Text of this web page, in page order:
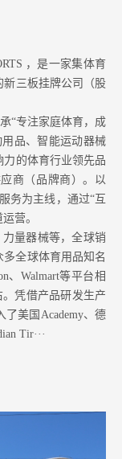
，是一家集体育
新三板挂牌公司（股
“专注家庭体育，成
品、智能运动器械
的体育行业领先品
商（品牌商）。以
务为主线，通过“互
营。
量器械等，全球销
全球体育用品知名
、Walmart等平台相
。凭借产品研发生产
美国Academy、德
Tir···